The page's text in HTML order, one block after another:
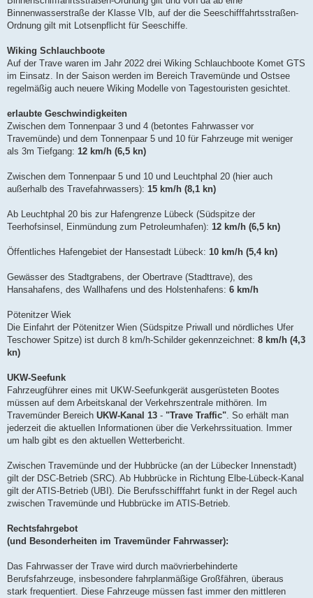
Binnenwasserstraße der Klasse VIb, auf der die Seeschifffahrtsstraßen-
Ordnung gilt mit Lotsenpflicht für Seeschiffe.
Wiking Schlauchboote
Auf der Trave waren im Jahr 2022 drei Wiking Schlauchboote Komet GTS
im Einsatz. In der Saison werden im Bereich Travemünde und Ostsee
regelmäßig auch neuere Wiking Modelle von Tagestouristen gesichtet.
erlaubte Geschwindigkeiten
Zwischen dem Tonnenpaar 3 und 4 (betontes Fahrwasser vor
Travemünde) und dem Tonnenpaar 5 und 10 für Fahrzeuge mit weniger
als 3m Tiefgang: 12 km/h (6,5 kn)
Zwischen dem Tonnenpaar 5 und 10 und Leuchtphal 20 (hier auch
außerhalb des Travefahrwassers): 15 km/h (8,1 kn)
Ab Leuchtphal 20 bis zur Hafengrenze Lübeck (Südspitze der
Teerhofsinsel, Einmündung zum Petroleumhafen): 12 km/h (6,5 kn)
Öffentliches Hafengebiet der Hansestadt Lübeck: 10 km/h (5,4 kn)
Gewässer des Stadtgrabens, der Obertrave (Stadttrave), des
Hansahafens, des Wallhafens und des Holstenhafens: 6 km/h
Pötenitzer Wiek
Die Einfahrt der Pötenitzer Wien (Südspitze Priwall und nördliches Ufer
Teschower Spitze) ist durch 8 km/h-Schilder gekennzeichnet: 8 km/h (4,3
kn)
UKW-Seefunk
Fahrzeugführer eines mit UKW-Seefunkgerät ausgerüsteten Bootes
müssen auf dem Arbeitskanal der Verkehrszentrale mithören. Im
Travemünder Bereich UKW-Kanal 13 - "Trave Traffic". So erhält man
jederzeit die aktuellen Informationen über die Verkehrssituation. Immer
um halb gibt es den aktuellen Wetterbericht.
Zwischen Travemünde und der Hubbrücke (an der Lübecker Innenstadt)
gilt der DSC-Betrieb (SRC). Ab Hubbrücke in Richtung Elbe-Lübeck-Kanal
gilt der ATIS-Betrieb (UBI). Die Berufsschifffahrt funkt in der Regel auch
zwischen Travemünde und Hubbrücke im ATIS-Betrieb.
Rechtsfahrgebot
(und Besonderheiten im Travemünder Fahrwasser):
Das Fahrwasser der Trave wird durch maövrierbehinderte
Berufsfahrzeuge, insbesondere fahrplanmäßige Großfähren, überaus
stark frequentiert. Diese Fahrzeuge müssen fast immer den mittleren